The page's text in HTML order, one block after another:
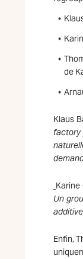
de
Klaus
factory
Karine
Un
Enfin,